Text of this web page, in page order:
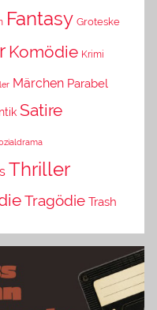
Fantasy Groteske
Komödie Krimi
Märchen Parabel
Satire
Thriller
Tragödie Trash